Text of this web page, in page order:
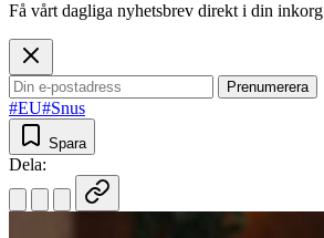
Få vårt dagliga nyhetsbrev direkt i din inkorg
Prenumerera
#EU#Snus
Spara
Dela: